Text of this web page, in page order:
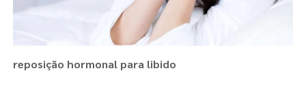
reposição hormonal para libido